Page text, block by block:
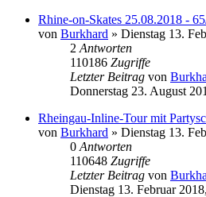
Rhine-on-Skates 25.08.2018 -
von Burkhard » Dienstag 13.
2 Antworten
110186 Zugriffe
Letzter Beitrag von
Donnerstag 23. August
Rheingau-Inline-Tour mit
von Burkhard » Dienstag 13.
0 Antworten
110648 Zugriffe
Letzter Beitrag von
Dienstag 13. Februar